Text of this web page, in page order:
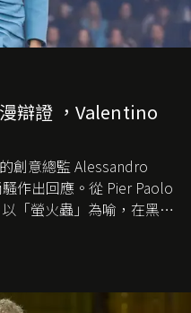
辯證 ，Valentino
的創意總監 Alessandro
作出回應。從 Pier Paolo
「螢火蟲」為喻，在黑暗